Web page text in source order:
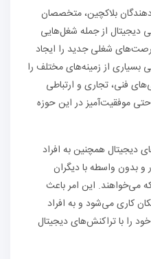
بلاکچین، متخصصان
دیجیتال از جمله شغل‌هایی
شغلی جدید را ایجاد
از زمینه‌های مختلف را
فنی، تجاری و ارتباطی
موفقیت‌آمیز در این حوزه
دیجیتال همچنین به افراد
بدون واسطه با دیگران
می‌خواهند. این امر باعث
کاری می‌شود و به افراد
را با تراکنش‌های دیجیتال